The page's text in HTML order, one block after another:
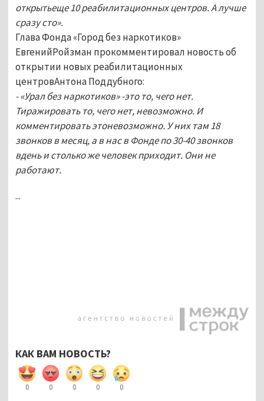
открытьеще 10 реабилитационных центров. А лучше
сразу сто».
Глава Фонда «Город без наркотиков»
ЕвгенийРойзман прокомментировал новость об
открытии новых реабилитационных
центровАнтона Поддубного:
- «Урал без наркотиков» -это то, чего нет.
Тиражировать то, чего нет, невозможно. И
комментировать этоневозможно. У них там 18
звонков в месяц, а в нас в Фонде по 30-40 звонков
вдень и столько же человек приходит. Они не
работают.
...
КАК ВАМ НОВОСТЬ?
0 0 0 0 0